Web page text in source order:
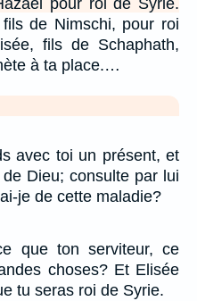
pour roi de Syrie.
de Nimschi, pour roi
fils de Schaphath,
à ta place.…
avec toi un présent, et
Dieu; consulte par lui
je de cette maladie?
que ton serviteur, ce
choses? Et Elisée
tu seras roi de Syrie.